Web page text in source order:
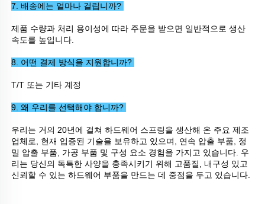
7. 배송에는 얼마나 걸립니까?
제품 수량과 처리 용이성에 따라 주문을 받으면 일반적으로 생산
속도를 높입니다.
8. 어떤 결제 방식을 지원합니까?
T/T 또는 기타 계정
9. 왜 우리를 선택해야 합니까?
우리는 거의 20년에 걸쳐 하드웨어 스프링을 생산해 온 주요 제조
업체로, 현재 입증된 기술을 보유하고 있으며, 연속 압출 부품, 정
밀 압출 부품, 가공 부품 및 구성 요소 경험을 가지고 있습니다. 우
리는 당신의 독특한 사양을 충족시키기 위해 고품질, 내구성 있고
신뢰할 수 있는 하드웨어 부품을 만드는 데 중점을 두고 있습니다.